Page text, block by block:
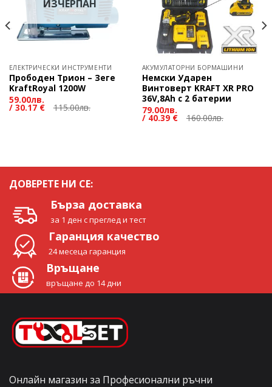
ИЗЧЕРПАН
ЕЛЕКТРИЧЕСКИ ИНСТРУМЕНТИ
Прободен Трион – Зеге
KraftRoyal 1200W
59.00лв.
/ 30.17 € 115.00лв.
АКУМУЛАТОРНИ БОРМАШИНИ
Немски Ударен
Винтоверт KRAFT XR PRO
36V,8Ah с 2 батерии
79.00лв.
/ 40.39 € 160.00лв.
ДОВЕРЕТЕ НИ СЕ:
Бърза доставка
за 1 ден с преглед и тест
Гаранция качество
24 месеца гаранция
Връщане
връщане до 14 дни
Онлайн магазин за Професионални ръчни